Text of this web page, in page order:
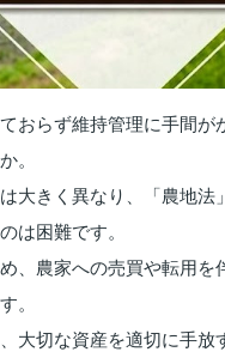
おらず維持管理に手間
。
大きく異なり、「農地
は困難です。
、農家への売買や転用
。
大切な資産を適切に手